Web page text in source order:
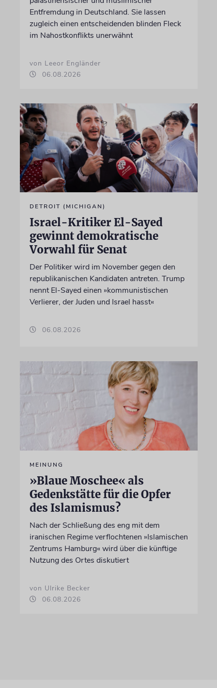
Entfremdung in Deutschland. Sie lassen
zugleich einen entscheidenden blinden Fleck
im Nahostkonflikts unerwähnt
von Leeor Engländer
06.08.2026
DETROIT (MICHIGAN)
Israel-Kritiker El-Sayed
gewinnt demokratische
Vorwahl für Senat
Der Politiker wird im November gegen den
republikanischen Kandidaten antreten. Trump
nennt El-Sayed einen »kommunistischen
Verlierer, der Juden und Israel hasst«
06.08.2026
MEINUNG
»Blaue Moschee« als
Gedenkstätte für die Opfer
des Islamismus?
Nach der Schließung des eng mit dem
iranischen Regime verflochtenen »Islamischen
Zentrums Hamburg« wird über die künftige
Nutzung des Ortes diskutiert
von Ulrike Becker
06.08.2026